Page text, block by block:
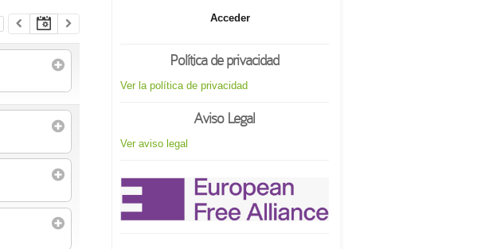
Acceder
Política de privacidad
Ver la política de privacidad
Aviso Legal
Ver aviso legal